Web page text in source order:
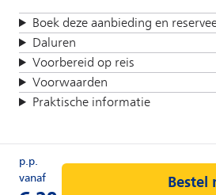
Boek deze aanbieding en
Daluren
Voorbereid op reis
Voorwaarden
Praktische informatie
Bestel